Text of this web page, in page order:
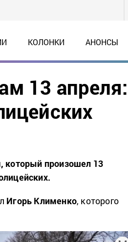
КОЛОНКИ АНОНСЫ
13 апреля:
который произошел 13
Игорь Клименко, которого